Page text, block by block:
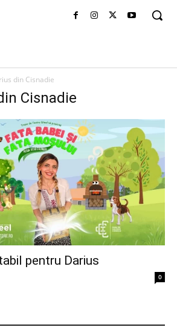
din Cisnadie
Cisnadie
pentru Darius
0